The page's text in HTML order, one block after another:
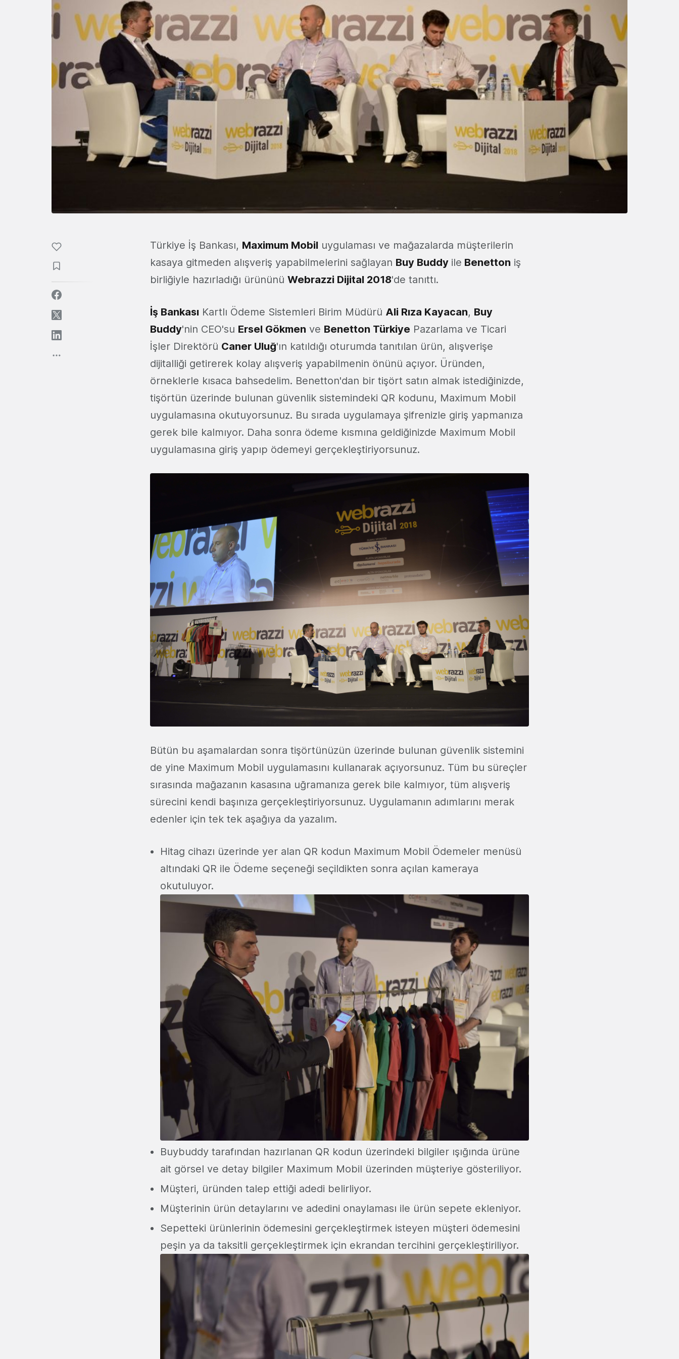
Türkiye İş Bankası, Maximum Mobil uygulaması ve mağazalarda müşterilerin
kasaya gitmeden alışveriş yapabilmelerini sağlayan Buy Buddy ile Benetton iş
birliğiyle hazırladığı ürününü Webrazzi Dijital 2018'de tanıttı.
İş Bankası Kartlı Ödeme Sistemleri Birim Müdürü Ali Rıza Kayacan, Buy
Buddy'nin CEO'su Ersel Gökmen ve Benetton Türkiye Pazarlama ve Ticari
İşler Direktörü Caner Uluğ'ın katıldığı oturumda tanıtılan ürün, alışverişe
dijitalliği getirerek kolay alışveriş yapabilmenin önünü açıyor. Üründen,
örneklerle kısaca bahsedelim. Benetton'dan bir tişört satın almak istediğinizde,
tişörtün üzerinde bulunan güvenlik sistemindeki QR kodunu, Maximum Mobil
uygulamasına okutuyorsunuz. Bu sırada uygulamaya şifrenizle giriş yapmanıza
gerek bile kalmıyor. Daha sonra ödeme kısmına geldiğinizde Maximum Mobil
uygulamasına giriş yapıp ödemeyi gerçekleştiriyorsunuz.
Bütün bu aşamalardan sonra tişörtünüzün üzerinde bulunan güvenlik sistemini
de yine Maximum Mobil uygulamasını kullanarak açıyorsunuz. Tüm bu süreçler
sırasında mağazanın kasasına uğramanıza gerek bile kalmıyor, tüm alışveriş
sürecini kendi başınıza gerçekleştiriyorsunuz. Uygulamanın adımlarını merak
edenler için tek tek aşağıya da yazalım.
Hitag cihazı üzerinde yer alan QR kodun Maximum Mobil Ödemeler menüsü
altındaki QR ile Ödeme seçeneği seçildikten sonra açılan kameraya
okutuluyor.
Buybuddy tarafından hazırlanan QR kodun üzerindeki bilgiler ışığında ürüne
ait görsel ve detay bilgiler Maximum Mobil üzerinden müşteriye gösteriliyor.
Müşteri, üründen talep ettiği adedi belirliyor.
Müşterinin ürün detaylarını ve adedini onaylaması ile ürün sepete ekleniyor.
Sepetteki ürünlerinin ödemesini gerçekleştirmek isteyen müşteri ödemesini
peşin ya da taksitli gerçekleştirmek için ekrandan tercihini gerçekleştiriliyor.